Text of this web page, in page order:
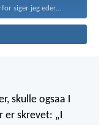
siger jeg eder...
skulle ogsaa I
er skrevet: „I